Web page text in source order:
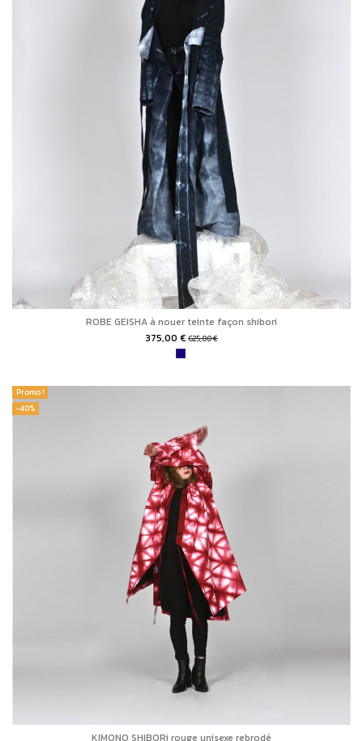
ROBE GEISHA à nouer teinte façon shibori
375,00 € 625,00 €
Promo !
-40%
KIMONO SHIBORi rouge unisexe rebrodé